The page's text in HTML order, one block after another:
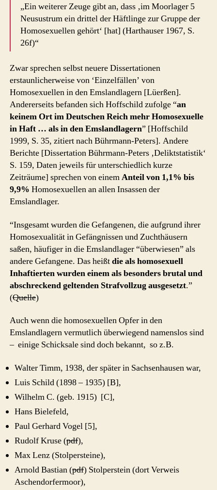
„Ein weiterer Zeuge gibt an, dass ‚im Moorlager 5
Neusustrum ein drittel der Häftlinge zur Gruppe der
Homosexuellen gehört‘ [hat] (Harthauser 1967, S.
26f)“
Zwar sprechen selbst neuere Dissertationen
erstaunlicherweise von ‘Einzelfällen’ von
Homosexuellen in den Emslandlagern [Lüerßen].
Andererseits befanden sich Hoffschild zufolge “an
keinem Ort im Deutschen Reich mehr Homosexuelle
in Haft … als in den Emslandlagern” [Hoffschild
1999, S. 35, zitiert nach Bührmann-Peters]. Andere
Berichte [Dissertation Bührmann-Peters ‚Deliktstatistik‘
S. 159, Daten jeweils für unterschiedlich kurze
Zeiträume] sprechen von einemAnteil von 1,1% bis
9,9% Homosexuellen an allen Insassen der
Emslandlager.
“Insgesamt wurden die Gefangenen, die aufgrund ihrer
Homosexualität in Gefängnissen und Zuchthäusern
saßen, häufiger in die Emslandlager “überwiesen” als
andere Gefangene. Das heißtdie als homosexuell
Inhaftierten wurden einem als besonders brutal und
abschreckend geltenden Strafvollzug ausgesetzt.”
(Quelle)
Auch wenn die homosexuellen Opfer in den
Emslandlagern vermutlich überwiegend namenslos sind
– einige Schicksale sind doch bekannt, so z.B.
Walter Timm, 1938, der später in Sachsenhausen war,
Luis Schild (1898 – 1935) [B],
Wilhelm C. (geb. 1915) [C],
Hans Bielefeld,
Paul Gerhard Vogel [5],
Rudolf Kruse (pdf),
Max Lenz (Stolpersteine),
Arnold Bastian (pdf) Stolperstein (dort Verweis
Aschendorfermoor),